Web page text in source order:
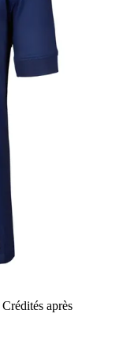
Crédités après